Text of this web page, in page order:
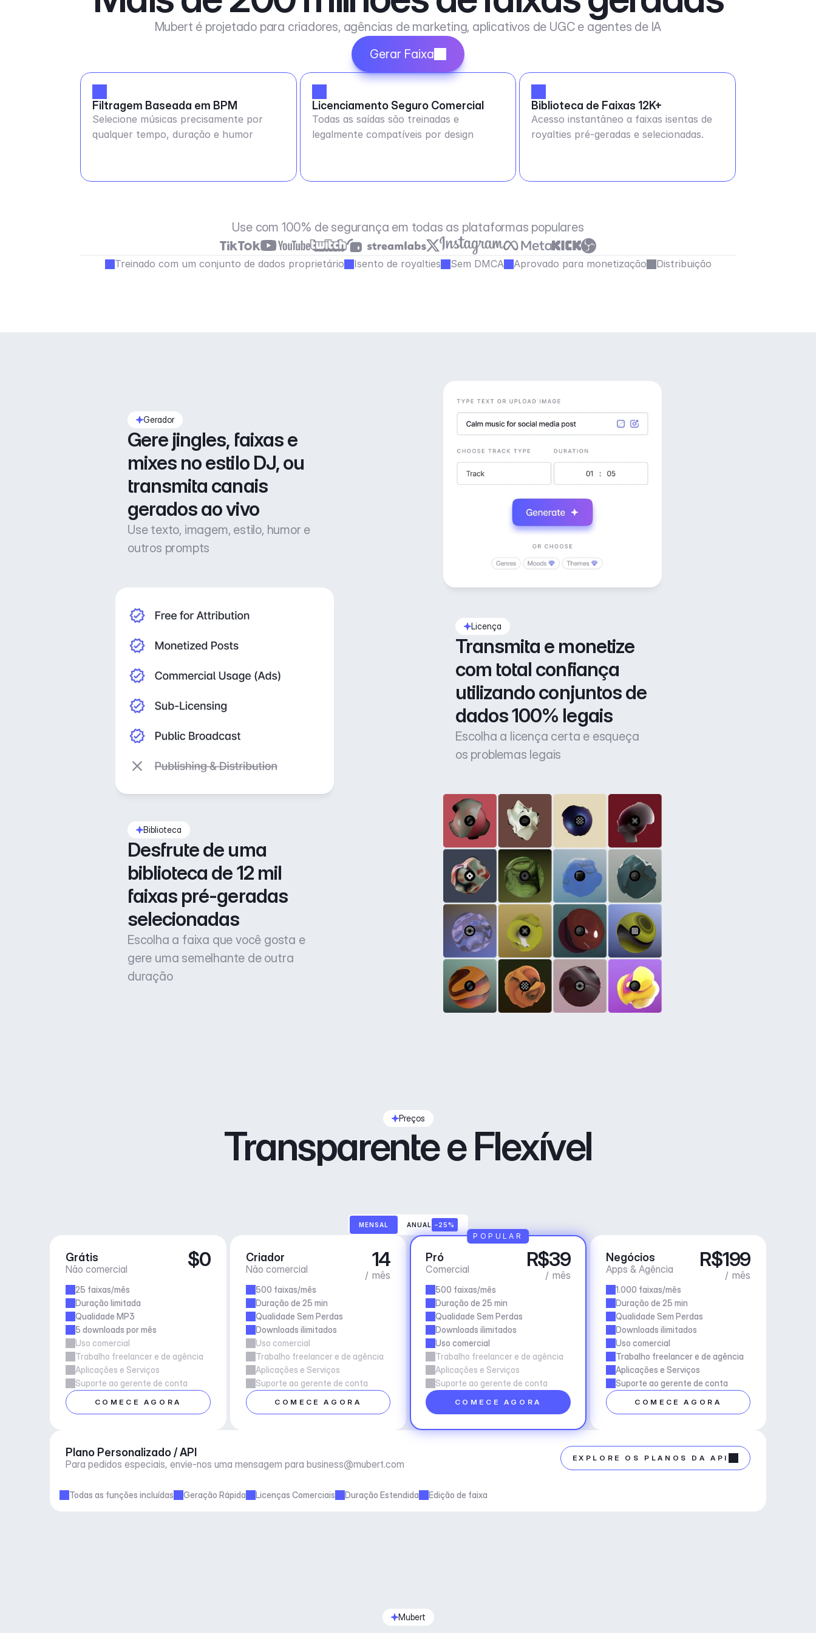
Mubert é projetado para criadores, agências de marketing, aplicativos de UGC e agentes de IA
Gerar Faixa
Filtragem Baseada em BPM
Selecione músicas precisamente por
qualquer tempo, duração e humor
Licenciamento Seguro Comercial
Todas as saídas são treinadas e
legalmente compatíveis por design
Biblioteca de Faixas 12K+
Acesso instantâneo a faixas isentas de
royalties pré-geradas e selecionadas.
Use com 100% de segurança em todas as plataformas populares
Treinado com um conjunto de dados proprietário Isento de royalties Sem DMCA Aprovado para monetização Distribuição
Gerador
Gere jingles, faixas e
mixes no estilo DJ, ou
transmita canais
gerados ao vivo
Use texto, imagem, estilo, humor e
outros prompts
Licença
Transmita e monetize
com total confiança
utilizando conjuntos de
dados 100% legais
Escolha a licença certa e esqueça
os problemas legais
Biblioteca
Desfrute de uma
biblioteca de 12 mil
faixas pré-geradas
selecionadas
Escolha a faixa que você gosta e
gere uma semelhante de outra
duração
Preços
Transparente e Flexível
MENSAL ANUAL –25%
Grátis
Não comercial $0
25 faixas/mês
Duração limitada
Qualidade MP3
5 downloads por mês
Uso comercial
Trabalho freelancer e de agência
Aplicações e Serviços
Suporte ao gerente de conta
COMECE AGORA
Criador
Não comercial 14
/ mês
500 faixas/mês
Duração de 25 min
Qualidade Sem Perdas
Downloads ilimitados
Uso comercial
Trabalho freelancer e de agência
Aplicações e Serviços
Suporte ao gerente de conta
COMECE AGORA
Pró
Comercial R$39
/ mês
500 faixas/mês
Duração de 25 min
Qualidade Sem Perdas
Downloads ilimitados
Uso comercial
Trabalho freelancer e de agência
Aplicações e Serviços
Suporte ao gerente de conta
COMECE AGORA
POPULAR
Negócios
Apps & Agência R$199
/ mês
1.000 faixas/mês
Duração de 25 min
Qualidade Sem Perdas
Downloads ilimitados
Uso comercial
Trabalho freelancer e de agência
Aplicações e Serviços
Suporte ao gerente de conta
COMECE AGORA
Plano Personalizado / API
Para pedidos especiais, envie-nos uma mensagem para business@mubert.com
EXPLORE OS PLANOS DA API
Todas as funções incluídas Geração Rápida Licenças Comerciais Duração Estendida Edição de faixa
Mubert